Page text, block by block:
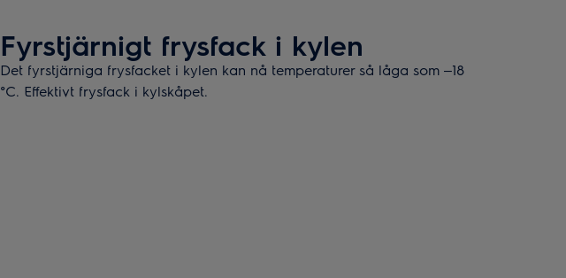
Fyrstjärnigt frysfack i kylen
Det fyrstjärniga frysfacket i kylen kan nå temperaturer så låga som ‒18
°C. Effektivt frysfack i kylskåpet.